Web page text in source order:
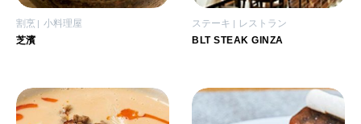
割烹 小料理屋
芝濱
ステーキ レストラン
BLT STEAK GINZA